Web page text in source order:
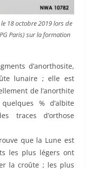
18 octobre 2019 lors de
Paris) sur la formation
d’anorthosite,
lunaire ; elle est
de l’anorthite
% d’albite
traces d’orthose
que la Lune est
les plus légers ont
la croûte ; les plus